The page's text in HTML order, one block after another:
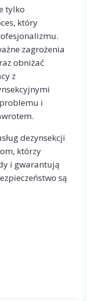
tylko
który
zagrożenia
obniżać
z
i
dezynsekcji
którzy
i gwarantują
są